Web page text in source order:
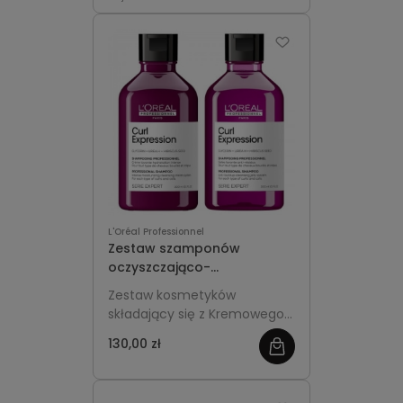
oczyszcza i wygładza włosy
miękkie, sprężyste i pełne
życia.
L'Oréal Professionnel
Zestaw szamponów
oczyszczająco-
nawilżających do włosów
kręconych i suchych L'Oréal
Serie Expert Curl Expression
Zestaw kosmetyków
składający się z Kremowego
Nawilżającego i Żelowego
130,00 zł